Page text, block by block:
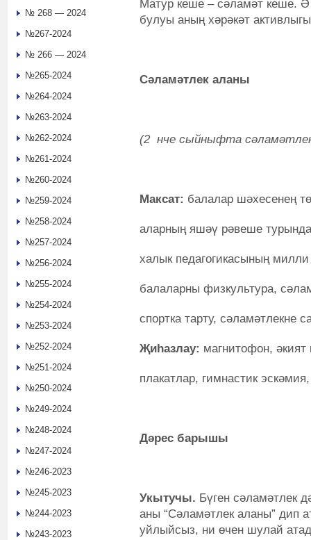
Матур кеше – сәламәт кеше.
булуы аның хәрәкәт
Сәламәтлек аланы
(2 нче сыйныфта
Максат: балалар шәхесенең
аларның яшәү рәвеше
халык педагогикасының милли
балаларны физкультура,
спортка тарту, сәламәтлекне
Җиһазлау: магнитофон,
плакатлар, гимнастик
Дәрес барышы
Укытучы. Бүген сәламәтлек
аны “Сәламәтлек аланы” дип
уйлыйсыз, ни өчен шулай
№ 268 — 2024
№267-2024
№ 266 — 2024
№265-2024
№264-2024
№263-2024
№262-2024
№261-2024
№260-2024
№259-2024
№258-2024
№257-2024
№256-2024
№255-2024
№254-2024
№253-2024
№252-2024
№251-2024
№250-2024
№249-2024
№248-2024
№247-2024
№246-2023
№245-2023
№244-2023
№243-2023